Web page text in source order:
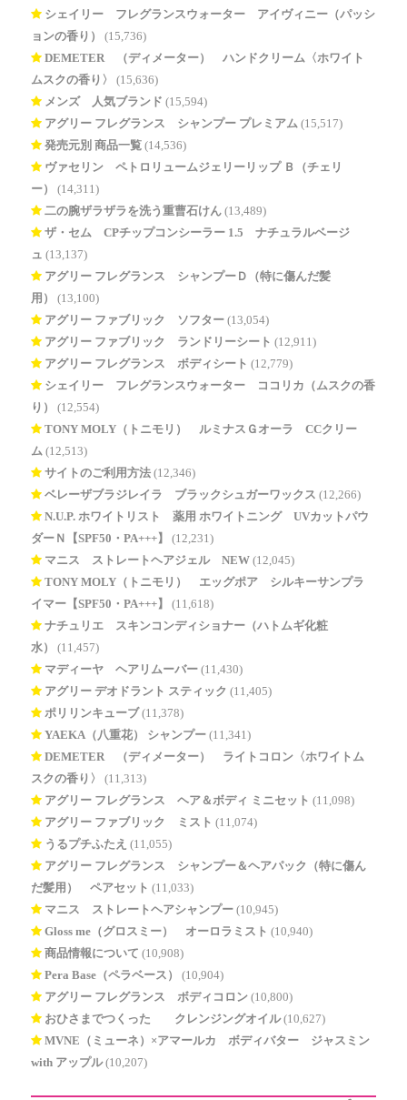
シェイリー フレグランスウォーター アイヴィニー（パッシ
ョンの香り）
(15,736)
DEMETER®（ディメーター） ハンドクリーム〈ホワイト
ムスクの香り〉
(15,636)
メンズ 人気ブランド (15,594)
アグリー フレグランス シャンプー プレミアム (15,517)
発売元別 商品一覧 (14,536)
ヴァセリン ペトロリュームジェリーリップ Ｂ（チェリ
ー）
(14,311)
二の腕ザラザラを洗う重曹石けん (13,489)
ザ・セム CPチップコンシーラー 1.5 ナチュラルベージ
ュ (13,137)
アグリー フレグランス シャンプーＤ（特に傷んだ髪
用）
(13,100)
アグリー ファブリック ソフター (13,054)
アグリー ファブリック ランドリーシート (12,911)
アグリー フレグランス ボディシート (12,779)
シェイリー フレグランスウォーター ココリカ（ムスクの香
り）
(12,554)
TONY MOLY（トニモリ） ルミナスＧオーラ CCクリー
ム (12,513)
サイトのご利用方法 (12,346)
ベレーザブラジレイラ ブラックシュガーワックス (12,266)
N.U.P. ホワイトリスト 薬用 ホワイトニング UVカットパウ
ダーＮ【SPF50・PA+++】
(12,231)
マニス ストレートヘアジェル NEW (12,045)
TONY MOLY（トニモリ） エッグポア シルキーサンプラ
イマー【SPF50・PA+++】
(11,618)
ナチュリエ スキンコンディショナー（ハトムギ化粧
水）
(11,457)
マディーヤ ヘアリムーバー (11,430)
アグリー デオドラント スティック (11,405)
ポリリンキューブ (11,378)
YAEKA（八重花） シャンプー (11,341)
DEMETER®（ディメーター） ライトコロン〈ホワイトム
スクの香り〉
(11,313)
アグリー フレグランス ヘア＆ボディ ミニセット (11,098)
アグリー ファブリック ミスト (11,074)
うるプチふたえ (11,055)
アグリー フレグランス シャンプー＆ヘアパック（特に傷ん
だ髪用） ペアセット (11,033)
マニス ストレートヘアシャンプー (10,945)
Gloss me（グロスミー） オーロラミスト (10,940)
商品情報について (10,908)
Pera Base（ペラベース）
(10,904)
アグリー フレグランス ボディコロン (10,800)
おひさまでつくった® クレンジングオイル (10,627)
MVNE（ミューネ）×アマールカ ボディバター ジャスミン
with アップル (10,207)